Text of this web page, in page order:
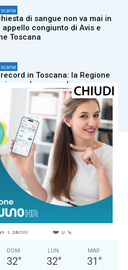
di sangue non va mai in
appello congiunto di Avis e
Toscana
in Toscana: la Regione
una legge per la
verde urbana
altri
25°C °
25°
1.3kmh 0 %
DOM
32°
LUN
32°
MAR
31 °